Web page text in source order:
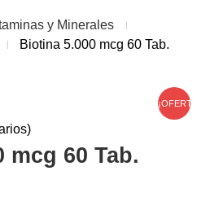
y Minerales
Biotina 5.000 mcg 60 Tab.
¡OFERTA!
mcg 60 Tab.